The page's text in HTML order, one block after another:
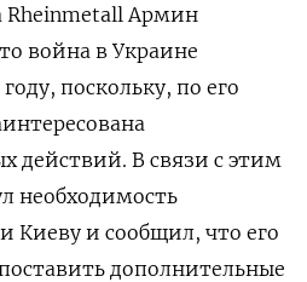
Rheinmetall Армин
война в Украине
поскольку, по его
действий. В связи с этим
необходимость
и сообщил, что его
дополнительные